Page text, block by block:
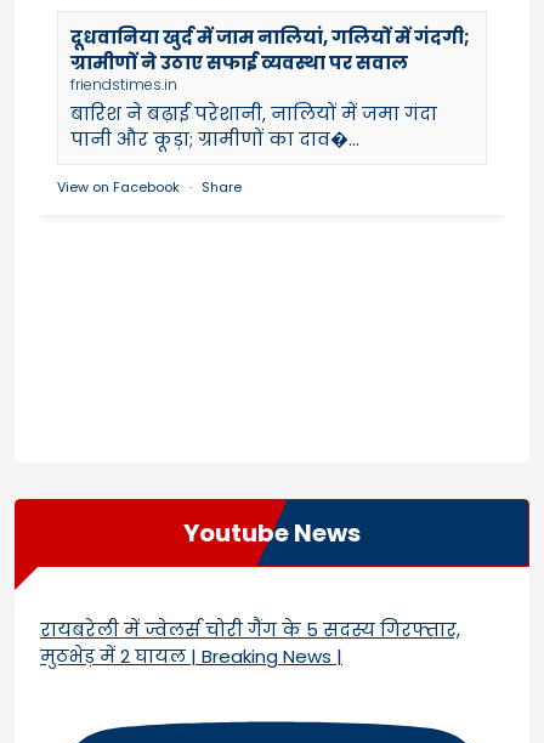
दूधवानिया खुर्द में जाम नालियां, गलियों में गंदगी;
ग्रामीणों ने उठाए सफाई व्यवस्था पर सवाल
friendstimes.in
बारिश ने बढ़ाई परेशानी, नालियों में जमा गंदा
पानी और कूड़ा; ग्रामीणों का दाव�...
View on Facebook · Share
Youtube News
रायबरेली में ज्वेलर्स चोरी गैंग के 5 सदस्य गिरफ्तार,
मुठभेड़ में 2 घायल | Breaking News |